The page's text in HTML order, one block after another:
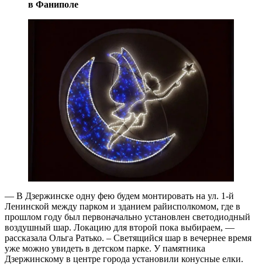
в Фаниполе
— В Дзержинске одну фею будем монтировать на ул. 1-й
Ленинской между парком и зданием райисполкомом, где в
прошлом году был первоначально установлен светодиодный
воздушный шар. Локацию для второй пока выбираем, —
рассказала Ольга Ратько. – Светящийся шар в вечернее время
уже можно увидеть в детском парке. У памятника
Дзержинскому в центре города установили конусные елки.